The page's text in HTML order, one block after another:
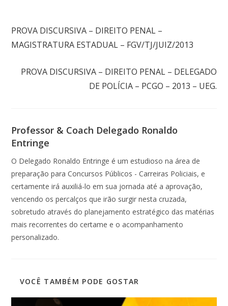
PROVA DISCURSIVA – DIREITO PENAL –
MAGISTRATURA ESTADUAL – FGV/TJ/JUIZ/2013
PROVA DISCURSIVA – DIREITO PENAL – DELEGADO
DE POLÍCIA – PCGO – 2013 – UEG.
Professor & Coach Delegado Ronaldo
Entringe
O Delegado Ronaldo Entringe é um estudioso na área de
preparação para Concursos Públicos - Carreiras Policiais, e
certamente irá auxiliá-lo em sua jornada até a aprovação,
vencendo os percalços que irão surgir nesta cruzada,
sobretudo através do planejamento estratégico das matérias
mais recorrentes do certame e o acompanhamento
personalizado.
VOCÊ TAMBÉM PODE GOSTAR